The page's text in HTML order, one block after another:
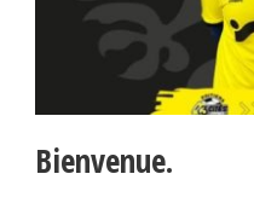
Bienvenue.